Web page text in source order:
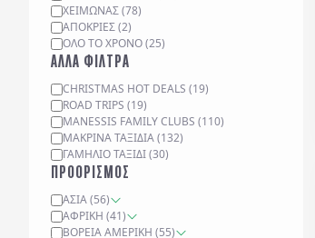
ΟΛΟ ΤΟ ΧΡΟΝΟ(25)
ΑΠΟΚΡΙΕΣ(2)
ΧΕΙΜΩΝΑΣ(78)
ΑΛΛΑ ΦΙΛΤΡΑ
ΓΑΜΉΛΙΟ ΤΑΞΊΔΙ(30)
ΜΑΚΡΙΝΆ ΤΑΞΊΔΙΑ(132)
MANESSIS FAMILY CLUBS (110)
ROAD TRIPS (19)
CHRISTMAS HOT DEALS (19)
ΠΡΟΟΡΙΣΜΟΣ
ΑΣΊΑ(56)
ΑΦΡΙΚΉ (41)
ΒΌΡΕΙΑ ΑΜΕΡΙΚΉ (55)